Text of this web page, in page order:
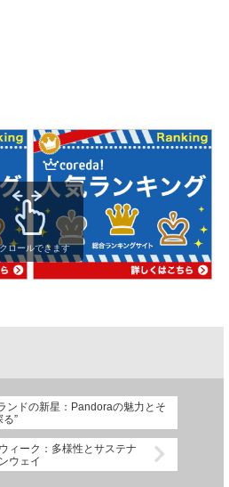
ロールできます
ンドの新星：Pandoraの魅力とそ
”
ィーク：多様性とサステナ
ウェイ